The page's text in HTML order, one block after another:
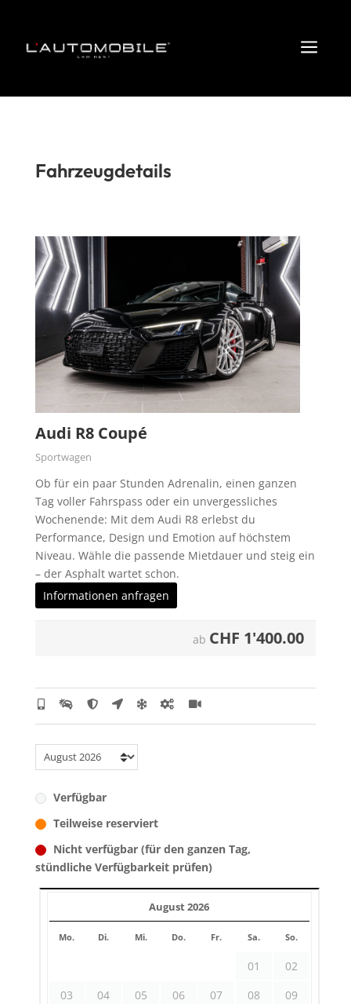
a
Fahrzeugdetails
Audi R8 Coupé
Sportwagen
Ob für ein paar Stunden Adrenalin, einen ganzen
Tag voller Fahrspass oder ein unvergessliches
Wochenende: Mit dem Audi R8 erlebst du
Performance, Design und Emotion auf höchstem
Niveau. Wähle die passende Mietdauer und steig ein
– der Asphalt wartet schon.
Informationen anfragen
ab CHF 1'400.00
Verfügbar
Teilweise reserviert
Nicht verfügbar (für den ganzen Tag,
stündliche Verfügbarkeit prüfen)
August 2026
Mo. Di. Mi. Do. Fr. Sa. So.
01
02
03
04 05 06 07 08
09